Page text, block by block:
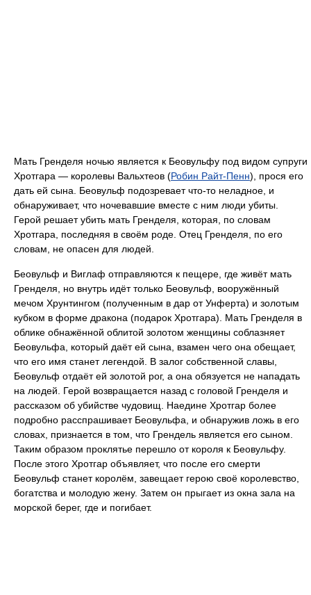
Мать Гренделя ночью является к Беовульфу под видом супруги
Хротгара — королевы Вальхтеов (Робин Райт-Пенн), прося его
дать ей сына. Беовульф подозревает что-то неладное, и
обнаруживает, что ночевавшие вместе с ним люди убиты.
Герой решает убить мать Гренделя, которая, по словам
Хротгара, последняя в своём роде. Отец Гренделя, по его
словам, не опасен для людей.
Беовульф и Виглаф отправляются к пещере, где живёт мать
Гренделя, но внутрь идёт только Беовульф, вооружённый
мечом Хрунтингом (полученным в дар от Унферта) и золотым
кубком в форме дракона (подарок Хротгара). Мать Гренделя в
облике обнажённой облитой золотом женщины соблазняет
Беовульфа, который даёт ей сына, взамен чего она обещает,
что его имя станет легендой. В залог собственной славы,
Беовульф отдаёт ей золотой рог, а она обязуется не нападать
на людей. Герой возвращается назад с головой Гренделя и
рассказом об убийстве чудовищ. Наедине Хротгар более
подробно расспрашивает Беовульфа, и обнаружив ложь в его
словах, признается в том, что Грендель является его сыном.
Таким образом проклятье перешло от короля к Беовульфу.
После этого Хротгар объявляет, что после его смерти
Беовульф станет королём, завещает герою своё королевство,
богатства и молодую жену. Затем он прыгает из окна зала на
морской берег, где и погибает.